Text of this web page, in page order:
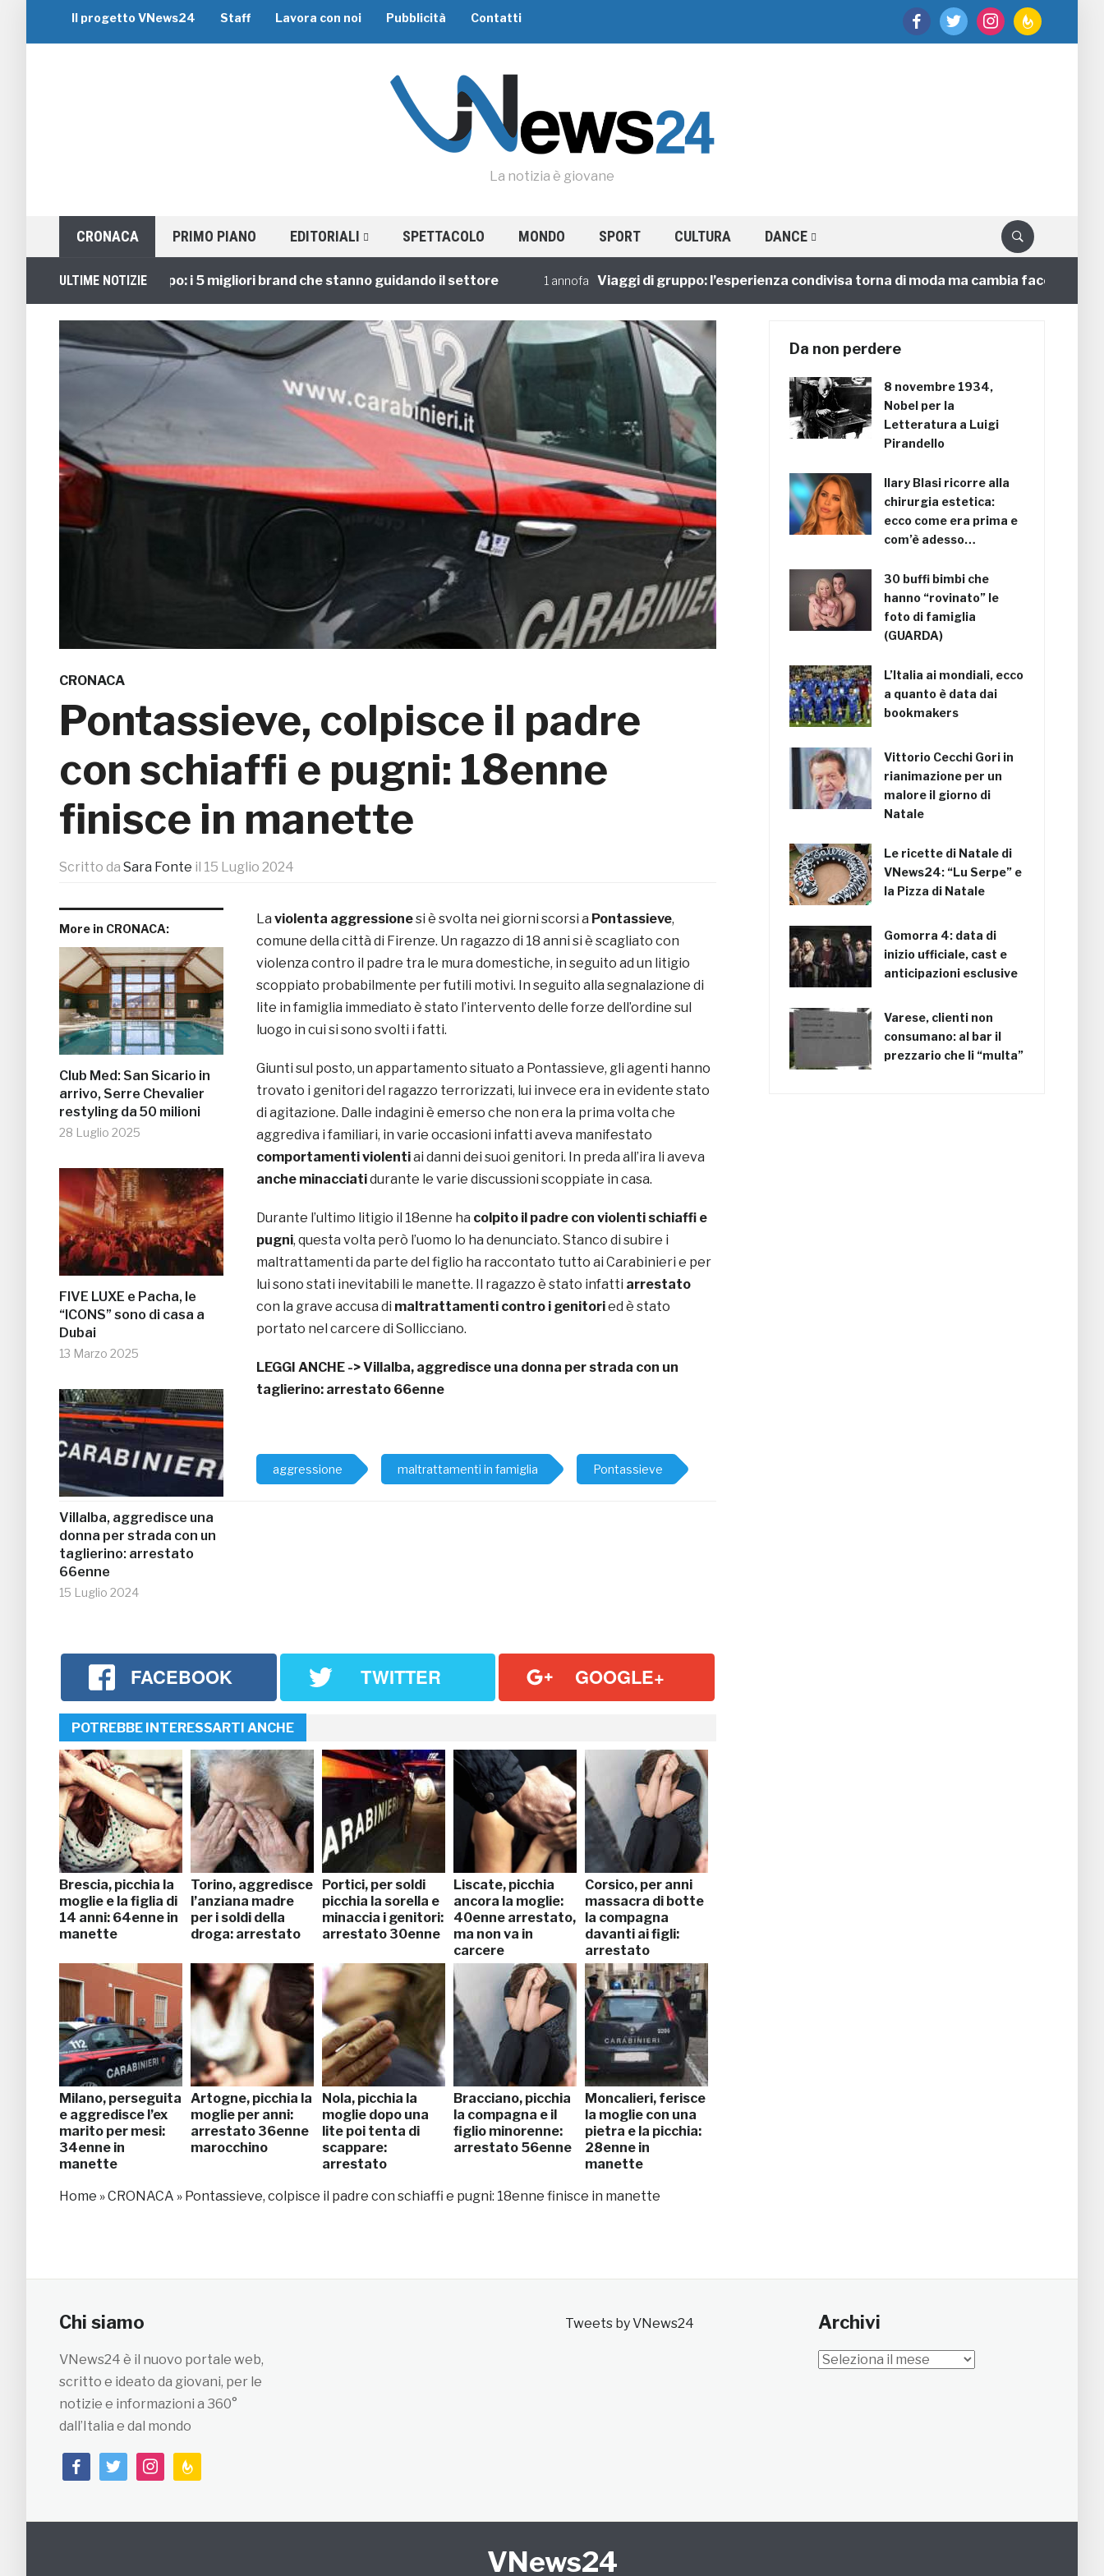
facebooktwitter instagramfeedburner
Il progetto VNews24 Staff Lavora con noi Pubblicità Contatti
La notizia è giovane
CRONACA PRIMO PIANO EDITORIALI SPETTACOLO MONDO SPORT CULTURA DANCE
ULTIME NOTIZIE
Viaggi di Gruppo: i 5 migliori brand che stanno guidando il settore 1 annofa Viaggi di gruppo: l’esperienza condivisa torna di moda ma cambia faccia
CRONACA
Pontassieve, colpisce il padre
con schiaffi e pugni: 18enne
finisce in manette
Scritto da Sara Fonte il 15 Luglio 2024
More in CRONACA:
Club Med: San Sicario in
arrivo, Serre Chevalier
restyling da 50 milioni
28 Luglio 2025
FIVE LUXE e Pacha, le
“ICONS” sono di casa a
Dubai
13 Marzo 2025
Villalba, aggredisce una
donna per strada con un
taglierino: arrestato
66enne
15 Luglio 2024
La violenta aggressionesi è svolta nei giorni scorsi a Pontassieve,
comune della città di Firenze. Un ragazzo di 18 anni si è scagliato con
violenza contro il padre tra le mura domestiche, in seguito ad un litigio
scoppiato probabilmente per futili motivi. In seguito alla segnalazione di
lite in famiglia immediato è stato l’intervento delle forze dell’ordine sul
luogo in cui si sono svolti i fatti.
Giunti sul posto, un appartamento situato a Pontassieve, gli agenti hanno
trovato i genitori del ragazzo terrorizzati, lui invece era in evidente stato
di agitazione. Dalle indagini è emerso che non era la prima volta che
aggrediva i familiari, in varie occasioni infatti aveva manifestato
comportamenti violentiai danni dei suoi genitori. In preda all’ira li aveva
anche minacciatidurante le varie discussioni scoppiate in casa.
Durante l’ultimo litigio il 18enne ha colpito il padre con violenti schiaffi e
pugni, questa volta però l’uomo lo ha denunciato. Stanco di subire i
maltrattamenti da parte del figlio ha raccontato tutto ai Carabinieri e per
lui sono stati inevitabili le manette. Il ragazzo è stato infatti arrestato
con la grave accusa di maltrattamenti contro i genitoried è stato
portato nel carcere di Sollicciano.
LEGGI ANCHE ->Villalba, aggredisce una donna per strada con un
taglierino: arrestato 66enne
aggressione maltrattamenti in famiglia Pontassieve
FACEBOOK TWITTER GOOGLE+
POTREBBE INTERESSARTI ANCHE
Brescia, picchia la
moglie e la figlia di
14 anni: 64enne in
manette
Torino, aggredisce
l’anziana madre
per i soldi della
droga: arrestato
Portici, per soldi
picchia la sorella e
minaccia i genitori:
arrestato 30enne
Liscate, picchia
ancora la moglie:
40enne arrestato,
ma non va in
carcere
Corsico, per anni
massacra di botte
la compagna
davanti ai figli:
arrestato
Milano, perseguita
e aggredisce l’ex
marito per mesi:
34enne in
manette
Artogne, picchia la
moglie per anni:
arrestato 36enne
marocchino
Nola, picchia la
moglie dopo una
lite poi tenta di
scappare:
arrestato
Bracciano, picchia
la compagna e il
figlio minorenne:
arrestato 56enne
Moncalieri, ferisce
la moglie con una
pietra e la picchia:
28enne in
manette
Home »CRONACA » Pontassieve, colpisce il padre con schiaffi e pugni: 18enne finisce in manette
Da non perdere
8 novembre 1934,
Nobel per la
Letteratura a Luigi
Pirandello
Ilary Blasi ricorre alla
chirurgia estetica:
ecco come era prima e
com’è adesso…
30 buffi bimbi che
hanno “rovinato” le
foto di famiglia
(GUARDA)
L’Italia ai mondiali, ecco
a quanto è data dai
bookmakers
Vittorio Cecchi Gori in
rianimazione per un
malore il giorno di
Natale
Le ricette di Natale di
VNews24: “Lu Serpe” e
la Pizza di Natale
Gomorra 4: data di
inizio ufficiale, cast e
anticipazioni esclusive
Varese, clienti non
consumano: al bar il
prezzario che li “multa”
Chi siamo
VNews24 è il nuovo portale web,
scritto e ideato da giovani, per le
notizie e informazioni a 360°
dall’Italia e dal mondo
facebooktwitterinstagramfeedburner
Tweets by VNews24 Archivi
Archivi
VNews24